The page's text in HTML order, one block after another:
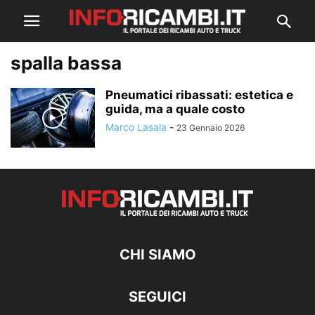
spalla bassa
Pneumatici ribassati: estetica e
guida, ma a quale costo
Marco Lasala - 23 Gennaio 2026
CHI SIAMO
SEGUICI